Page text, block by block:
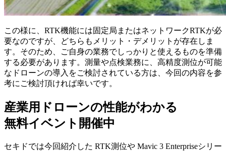
この様に、RTK機能には固定局またはネットワークRTKが必
要なのですが、どちらもメリット・デメリットが存在しま
す。そのため、ご自身の業務でしっかりと使えるものを準備
する必要があります。測量や点検業務に、高精度測位が可能
なドローンの導入をご検討されている方は、今回の内容を参
考にご検討頂ければ幸いです。
産業用ドローンの性能がわかる
無料イベント開催中
セキドでは今回紹介した RTK測位や Mavic 3 Enterpriseシリー